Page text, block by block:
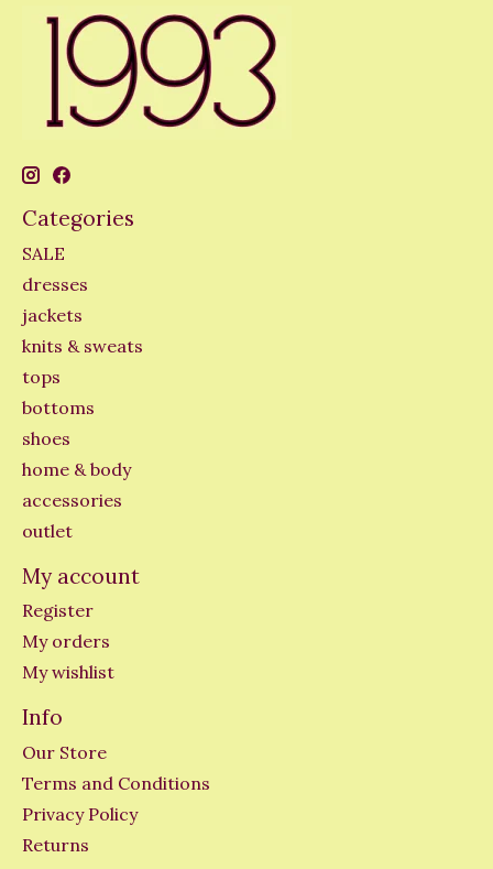
Categories
SALE
dresses
jackets
knits & sweats
tops
bottoms
shoes
home & body
accessories
outlet
My account
Register
My orders
My wishlist
Info
Our Store
Terms and Conditions
Privacy Policy
Returns